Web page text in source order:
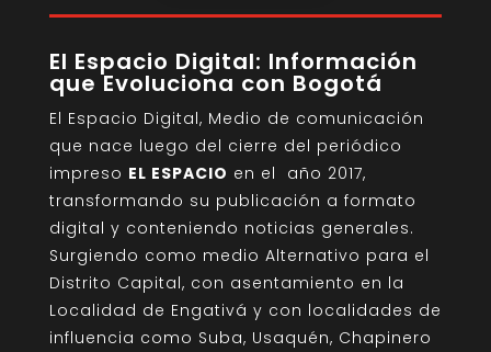
El Espacio Digital: Información
que Evoluciona con Bogotá
El Espacio Digital, Medio de comunicación
que nace luego del cierre del periódico
impreso EL ESPACIO en el año 2017,
transformando su publicación a formato
digital y conteniendo noticias generales.
Surgiendo como medio Alternativo para el
Distrito Capital, con asentamiento en la
Localidad de Engativá y con localidades de
influencia como Suba, Usaquén, Chapinero